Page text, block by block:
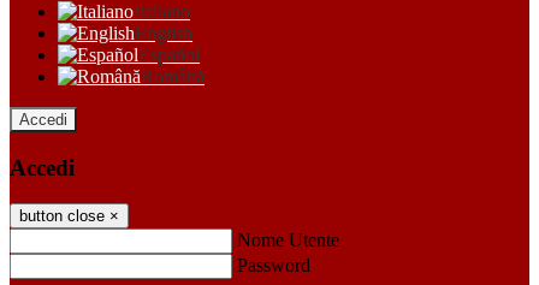
Italiano
English
Español
Română
Accedi
Accedi
button close ×
Nome Utente
Password